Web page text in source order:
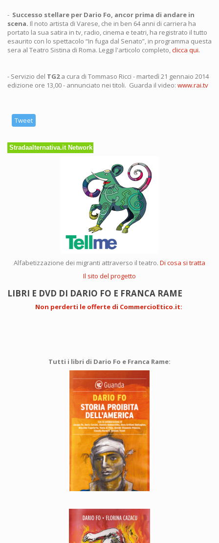
- Successo stellare per Dario Fo, ancor prima di andare in
scena. Il noto artista di Varese, che in ben 64 anni di carriera ha
portato la sua satira in tv, radio, cinema e teatri, ha registrato il tutto
esaurito con lo spettacolo “In fuga dal Senato”, in programma questa
sera al Teatro Sistina di Roma. Leggi l'articolo completo,clicca qui.
- Servizio del TG2a cura di Tommaso Ricci - martedì 21 gennaio 2014
edizione ore 13,00 - annunciato nei titoli. Guarda il video: www.rai.tv
Tweet
Stradaalternativa.it Network
Alfabetizzazione dei migranti attraverso il teatro. Di cosa si tratta
Il sito del progetto
LIBRI E DVD DI DARIO FO E FRANCA RAME
Non perderti le offerte di CommercioEtico.it:
Tutti i libri di Dario Fo e Franca Rame: